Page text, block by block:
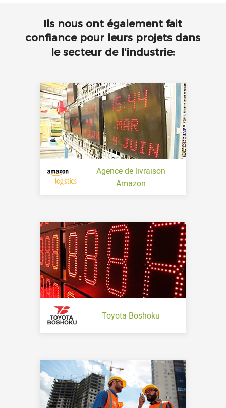
Ils nous ont également fait
confiance pour leurs projets dans
le secteur de l'industrie:
Agence de livraison
Amazon
Toyota Boshoku